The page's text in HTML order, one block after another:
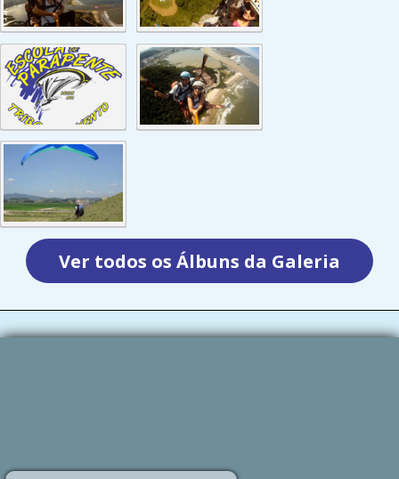
Ver todos os Álbuns da Galeria